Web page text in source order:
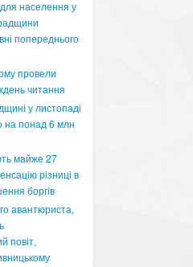
населення у
попереднього
провели
читання
у листопаді
на понад 6 млн
майже 27
різниці в
боргів
авантюриста,
повіт,